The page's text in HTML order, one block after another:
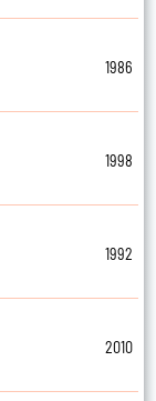
1986
1998
1992
2010